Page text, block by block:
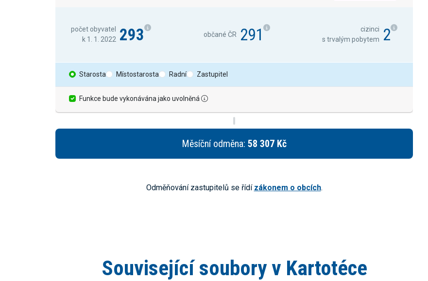
počet obyvatel
k 1. 1. 2022 293 občané ČR 291
cizinci
s trvalým pobytem
2
Starosta Místostarosta Radní Zastupitel
Funkce bude vykonávána jako uvolněná
Měsíční odměna: 58 307 Kč
Odměňování zastupitelů se řídí zákonem o obcích.
Související soubory v Kartotéce